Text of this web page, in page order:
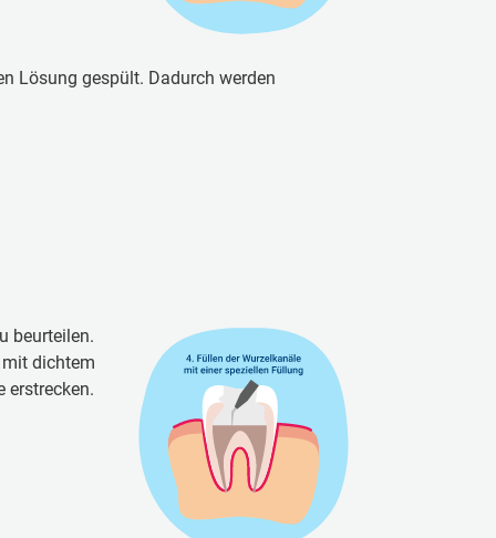
Lösung gespült. Dadurch werden
be­ur­tei­len.
dich­tem
er­stre­cken.